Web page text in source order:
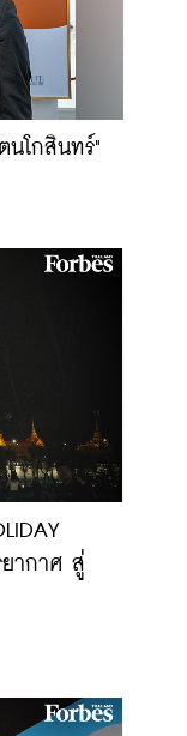
นโกสินทร์"
ยากาศ สู่